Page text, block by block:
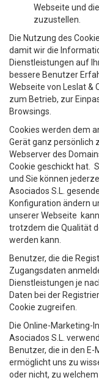
Webseite und
zuzustellen.
Die Nutzung des
damit wir die
Dienstleistungen auf
bessere Benutzer
Webseite von Leslat &
zum Betrieb, zur
Browsings.
Cookies werden dem
Gerät ganz persönlich
Webserver des
Cookie geschickt hat.
und Sie können
Asociados S.L.
Konfiguration ändern
unserer Webseite
trotzdem die Qualität
werden kann.
Benutzer, die die
Zugangsdaten
Dienstleistungen je
Daten bei der
Cookie zugreifen.
Die Online-Marketing-
Asociados S.L.
Benutzer, die in den
ermöglicht uns zu
oder nicht, zu